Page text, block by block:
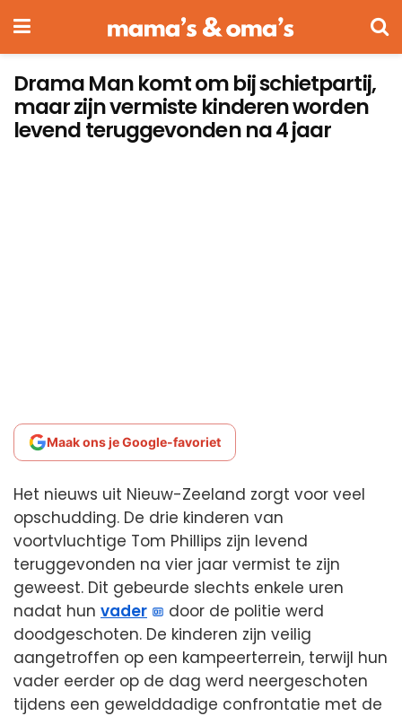
Drama Man komt om bij schietpartij,
maar zijn vermiste kinderen worden
levend teruggevonden na 4 jaar
Maak ons je Google-favoriet
Het nieuws uit Nieuw-Zeeland zorgt voor veel
opschudding. De drie kinderen van
voortvluchtige Tom Phillips zijn levend
teruggevonden na vier jaar vermist te zijn
geweest. Dit gebeurde slechts enkele uren
nadat hun vader
door de politie werd
doodgeschoten. De kinderen zijn veilig
aangetroffen op een kampeerterrein, terwijl hun
vader eerder op de dag werd neergeschoten
tijdens een gewelddadige confrontatie met de